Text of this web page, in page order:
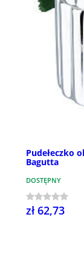
Pudełeczko
Bagutta
DOSTĘPNY
zł 62,73